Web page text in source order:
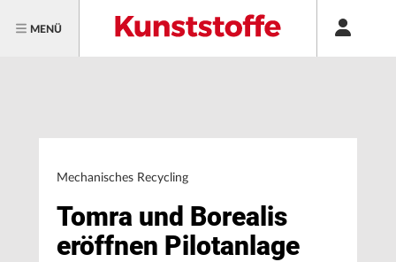
MENÜ
Mechanisches Recycling
Tomra und Borealis
eröffnen Pilotanlage